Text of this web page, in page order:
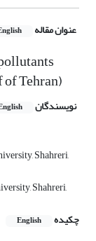
عنوان مقاله
Tehran)
نویسندگان
Shahreri,
Shahreri,
چکیده
English